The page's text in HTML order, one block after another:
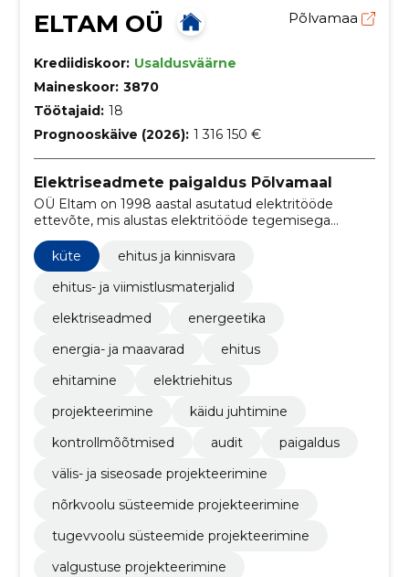
ELTAM OÜ Põlvamaa
Krediidiskoor: Usaldusväärne
Maineskoor: 3870
Töötajaid: 18
Prognooskäive (2026): 1 316 150 €
Elektriseadmete paigaldus Põlvamaal
OÜ Eltam on 1998 aastal asutatud elektritööde
ettevõte, mis alustas elektritööde tegemisega
peamiselt AS Eesti Energia objektidel.
küte
ehitus ja kinnisvara
ehitus- ja viimistlusmaterjalid
elektriseadmed
energeetika
energia- ja maavarad
ehitus
ehitamine
elektriehitus
projekteerimine
käidu juhtimine
kontrollmõõtmised
audit
paigaldus
välis- ja siseosade projekteerimine
nõrkvoolu süsteemide projekteerimine
tugevvoolu süsteemide projekteerimine
valgustuse projekteerimine